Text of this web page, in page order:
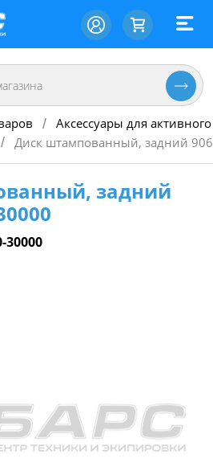
/ Аксессуары для
/ Диск штампованный, задний
задний
30000